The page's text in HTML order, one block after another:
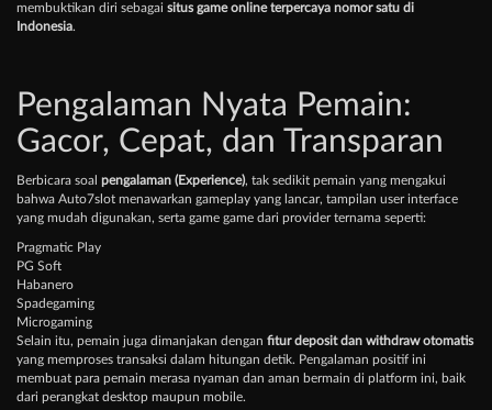
membuktikan diri sebagai situs game online terpercaya nomor satu di
Indonesia.
Pengalaman Nyata Pemain:
Gacor, Cepat, dan Transparan
Berbicara soal pengalaman (Experience), tak sedikit pemain yang mengakui
bahwa Auto7slot menawarkan gameplay yang lancar, tampilan user interface
yang mudah digunakan, serta game game dari provider ternama seperti:
Pragmatic Play
PG Soft
Habanero
Spadegaming
Microgaming
Selain itu, pemain juga dimanjakan dengan fitur deposit dan withdraw otomatis
yang memproses transaksi dalam hitungan detik. Pengalaman positif ini
membuat para pemain merasa nyaman dan aman bermain di platform ini, baik
dari perangkat desktop maupun mobile.